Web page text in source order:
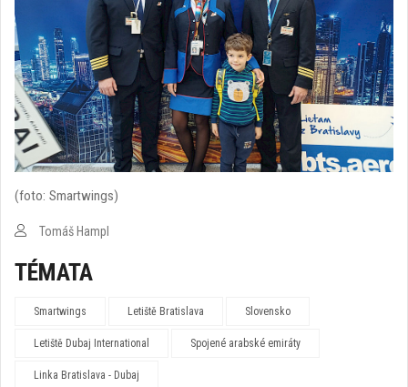
(foto: Smartwings)
Tomáš Hampl
TÉMATA
Smartwings Letiště Bratislava Slovensko
Letiště Dubaj International Spojené arabské emiráty
Linka Bratislava - Dubaj